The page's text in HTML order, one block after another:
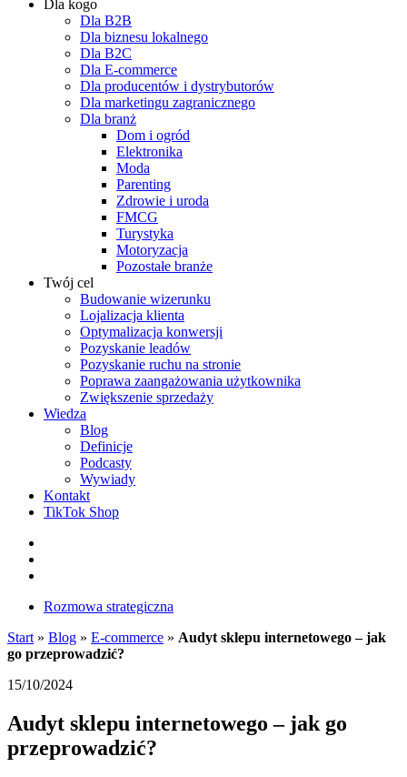
Dla kogo
Dla B2B
Dla biznesu lokalnego
Dla B2C
Dla E-commerce
Dla producentów i dystrybutorów
Dla marketingu zagranicznego
Dla branż
Dom i ogród
Elektronika
Moda
Parenting
Zdrowie i uroda
FMCG
Turystyka
Motoryzacja
Pozostałe branże
Twój cel
Budowanie wizerunku
Lojalizacja klienta
Optymalizacja konwersji
Pozyskanie leadów
Pozyskanie ruchu na stronie
Poprawa zaangażowania użytkownika
Zwiększenie sprzedaży
Wiedza
Blog
Definicje
Podcasty
Wywiady
Kontakt
TikTok Shop
Rozmowa strategiczna
Start » Blog » E-commerce » Audyt sklepu internetowego – jak
go przeprowadzić?
15/10/2024
Audyt sklepu internetowego – jak go
przeprowadzić?